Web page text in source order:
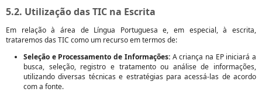
5.2. Utilização das TIC na Escrita
Em relação à área de Língua Portuguesa e, em especial, à escrita,
trataremos das TIC como um recurso em termos de:
Seleção e Processamento de Informações:A criança na EP iniciará a
busca, seleção, registro e tratamento ou análise de informações,
utilizando diversas técnicas e estratégias para acessá-las de acordo
com a fonte.